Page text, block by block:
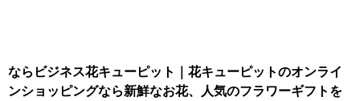
ならビジネス花キューピット｜花キューピットのオンライ
ンショッピングなら新鮮なお花、人気のフラワーギフトを